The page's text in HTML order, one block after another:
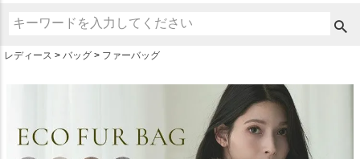
レディース バッグ ファーバッグ